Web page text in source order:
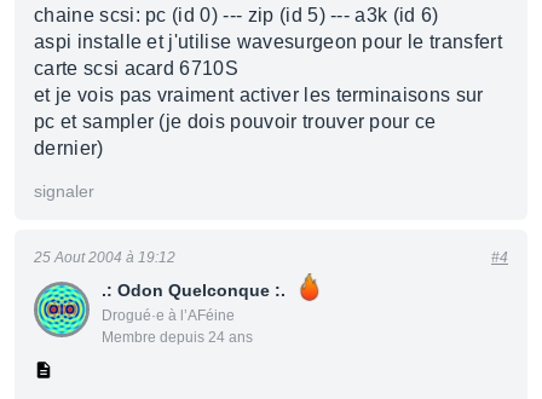
chaine scsi: pc (id 0) --- zip (id 5) --- a3k (id 6)
aspi installe et j'utilise wavesurgeon pour le transfert
carte scsi acard 6710S
et je vois pas vraiment activer les terminaisons sur
pc et sampler (je dois pouvoir trouver pour ce
dernier)
signaler
.: Odon Quelconque :.
Drogué·e à l’AFéine
Membre depuis 24 ans
25 Aout 2004 à 19:12 #4